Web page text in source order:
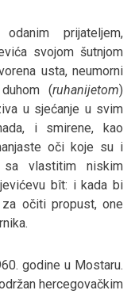
prijateljem,
svojom šutnjom
usta, neumorni
(ruhanijetom)
u sjećanje u svim
i smirene, kao
oči koje su i
vlastitim niskim
bît: i kada bi
za očiti propust, one
godine u Mostaru.
hercegovačkim